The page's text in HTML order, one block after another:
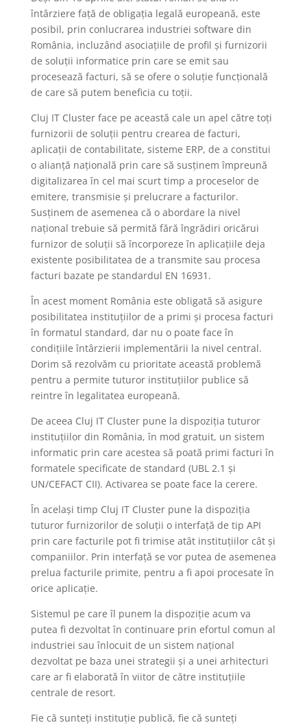
întârziere față de obligația legală europeană, este
posibil, prin conlucrarea industriei software din
România, incluzând asociațiile de profil și furnizorii
de soluții informatice prin care se emit sau
procesează facturi, să se ofere o soluție funcțională
de care să putem beneficia cu toții.
Cluj IT Cluster face pe această cale un apel către toți
furnizorii de soluții pentru crearea de facturi,
aplicații de contabilitate, sisteme ERP, de a constitui
o alianță națională prin care să susținem împreună
digitalizarea în cel mai scurt timp a proceselor de
emitere, transmisie și prelucrare a facturilor.
Susținem de asemenea că o abordare la nivel
național trebuie să permită fără îngrădiri oricărui
furnizor de soluții să încorporeze în aplicațiile deja
existente posibilitatea de a transmite sau procesa
facturi bazate pe standardul EN 16931.
În acest moment România este obligată să asigure
posibilitatea instituțiilor de a primi și procesa facturi
în formatul standard, dar nu o poate face în
condițiile întârzierii implementării la nivel central.
Dorim să rezolvăm cu prioritate această problemă
pentru a permite tuturor instituțiilor publice să
reintre în legalitatea europeană.
De aceea Cluj IT Cluster pune la dispoziția tuturor
instituțiilor din România, în mod gratuit, un sistem
informatic prin care acestea să poată primi facturi în
formatele specificate de standard (UBL 2.1 și
UN/CEFACT CII). Activarea se poate face la cerere.
În același timp Cluj IT Cluster pune la dispoziția
tuturor furnizorilor de soluții o interfață de tip API
prin care facturile pot fi trimise atât instituțiilor cât și
companiilor. Prin interfață se vor putea de asemenea
prelua facturile primite, pentru a fi apoi procesate în
orice aplicație.
Sistemul pe care îl punem la dispoziție acum va
putea fi dezvoltat în continuare prin efortul comun al
industriei sau înlocuit de un sistem național
dezvoltat pe baza unei strategii și a unei arhitecturi
care ar fi elaborată în viitor de către instituțiile
centrale de resort.
Fie că sunteți instituție publică, fie că sunteți